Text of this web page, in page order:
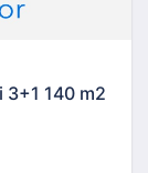
3+1 140 m2